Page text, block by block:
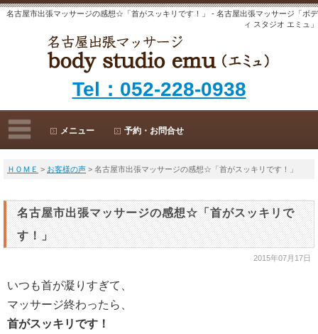
名古屋市出張マッサージの感想☆「首がスッキリです！」 - 名古屋出張マッサージ「ボデ
ィ スタジオ エミュ」
Tel：052-228-0938
メニュー 予約・お問合せ
ＨＯＭＥ > お客様の声 > 名古屋市出張マッサージの感想☆「首がスッキリです！」
名古屋市出張マッサージの感想☆「首がスッキリで
す！」
2015年07月17日
いつも首が凝りすぎて、
マッサージ終わったら、
首がスッキリです！